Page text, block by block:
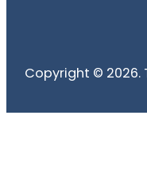
Copyright © 2026.